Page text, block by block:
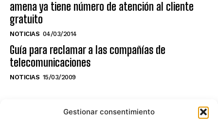
Gestionar consentimiento
amena ya tiene número de atención al cliente
gratuito
NOTICIAS 04/03/2014
Guía para reclamar a las compañías de
telecomunicaciones
NOTICIAS 15/03/2009
NO TE PIERDAS LO ÚLTIMO DEL CANAL